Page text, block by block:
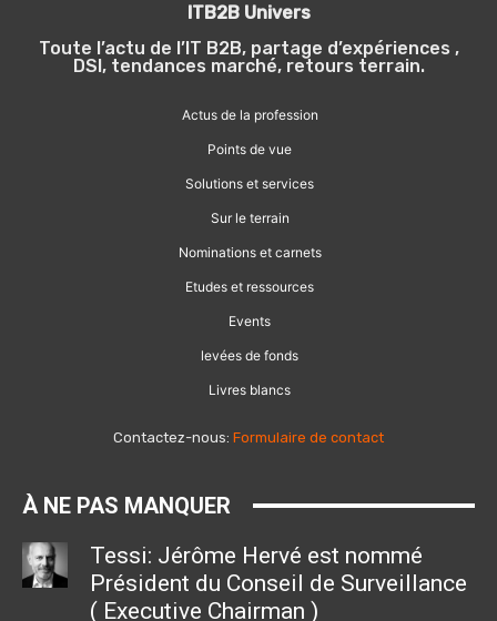
ITB2B Univers
Toute l’actu de l’IT B2B, partage d’expériences ,
DSI, tendances marché, retours terrain.
Actus de la profession
Points de vue
Solutions et services
Sur le terrain
Nominations et carnets
Etudes et ressources
Events
levées de fonds
Livres blancs
Contactez-nous: Formulaire de contact
À NE PAS MANQUER
Tessi: Jérôme Hervé est nommé
Président du Conseil de Surveillance
( Executive Chairman )